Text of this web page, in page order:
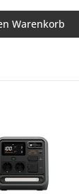
Warenkorb